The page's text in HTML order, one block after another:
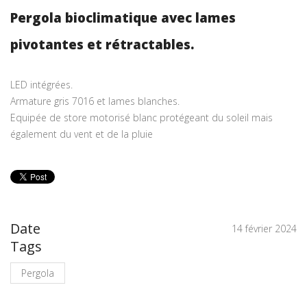
Pergola bioclimatique avec lames
pivotantes et rétractables.
LED intégrées.
Armature gris 7016 et lames blanches.
Equipée de store motorisé blanc protégeant du soleil mais
également du vent et de la pluie
Date 14 février 2024
Tags
Pergola